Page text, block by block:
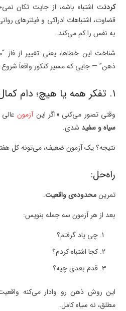
کردنت اشتباه باشه، از جایت تکان
قضاوت، اشتباهات ادراکی و فیلترهای
به نفس را کم می‌کند.
شناخت این خطاها، یعنی تغییر از فاز
ذهن” — جایی که مسیر کنکور واقعاً
۱. تفکر همه یا هیچ؛ دام کمال‌گرایی پنهان
وقتی تصور می‌کنی «اگر اینآزمونعالی
سیاه و سفید شدی.
نتیجه؟ یک آزمون ضعیف، می‌تونه کل
راه‌حل:
تمرینمحدوده‌ی واقعیت.
بعد از هر آزمون سه جمله بنویس:
چی یاد گرفتم؟
کجا اشتباه کردم؟
قدم بعدی چیه؟
این روش ذهن رو وادار می‌کنه
مطلق، نه سیاه کامل.